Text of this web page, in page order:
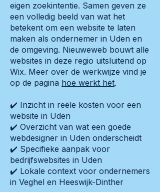
eigen zoekintentie. Samen geven ze
een volledig beeld van wat het
betekent om een website te laten
maken als ondernemer in Uden en
de omgeving. Nieuweweb bouwt alle
websites in deze regio uitsluitend op
Wix. Meer over de werkwijze vind je
op de pagina hoe werkt het.
✔️ Inzicht in reële kosten voor een
website in Uden
✔️ Overzicht van wat een goede
webdesigner in Uden onderscheidt
✔️ Specifieke aanpak voor
bedrijfswebsites in Uden
✔️ Lokale context voor ondernemers
in Veghel en Heeswijk-Dinther